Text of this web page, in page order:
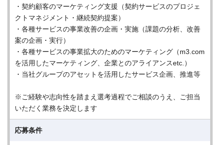
・契約顧客のマーケティング支援（契約サービスのプロジェ
クトマネジメント・継続契約提案）
・各種サービスの事業改善の企画・実施（課題の分析、改善
案の企画・実行）
・各種サービスの事業拡大のためのマーケティング（m3.com
を活用したマーケティング、企業とのアライアンスetc.）
・当社グループのアセットを活用したサービス企画、推進等
※ご経験や志向性を踏まえ選考過程でご相談のうえ、ご担当
いただく業務を決定します
応募条件